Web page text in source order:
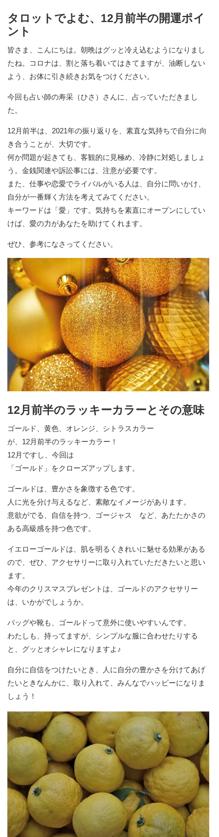
タロットでよむ、12月前半の開運ポイ
ント
皆さま、こんにちは。朝晩はグッと冷え込むようになりまし
たね。コロナは、割と落ち着いてはきてますが、油断しない
よう、お体に引き続きお気をつけください。
今回も占い師の寿采（ひさ）さんに、占っていただきまし
た。
12月前半は、2021年の振り返りを、素直な気持ちで自分に向
き合うことが、大切です。
何か問題が起きても、客観的に見極め、冷静に対処しましょ
う。金銭関連や訴訟事には、注意が必要です。
また、仕事や恋愛でライバルがいる人は、自分に問いかけ、
自分が一番輝く方法を考えてみてください。
キーワードは「愛」です。気持ちを素直にオープンにしてい
けば、愛の力があなたを助けてくれます。
ぜひ、参考になさってください。
12月前半のラッキーカラーとその意味
ゴールド、黄色、オレンジ、シトラスカラー
が、12月前半のラッキーカラー！
12月ですし、今回は
「ゴールド」をクローズアップします。
ゴールドは、豊かさを象徴する色です。
人に光を分け与えるなど、素敵なイメージがあります。
意欲がでる、自信を持つ、ゴージャス など、あたたかさの
ある高級感を持つ色です。
イエローゴールドは、肌を明るくきれいに魅せる効果がある
ので、ぜひ、アクセサリーに取り入れていただきたいと思い
ます。
今年のクリスマスプレゼントは、ゴールドのアクセサリー
は、いかがでしょうか。
バッグや靴も、ゴールドって意外に使いやすいんです。
わたしも、持ってますが、シンプルな服に合わせたりする
と、グッとオシャレになりますよ♪
自分に自信をつけたいとき、人に自分の豊かさを分けてあげ
たいときなんかに、取り入れて、みんなでハッピーになりま
しょう！